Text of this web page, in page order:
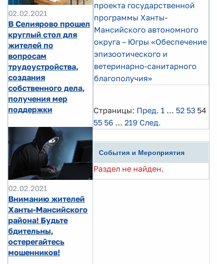
02.02.2021
В Селиярово прошел
круглый стол для
жителей по
вопросам
трудоустройства,
создания
собственного дела,
получения мер
поддержки
02.02.2021
Вниманию жителей
Ханты-Мансийского
района! Будьте
бдительны,
остерегайтесь
мошенников!
проекта государственной
программы Ханты-
Мансийского автономного
округа – Югры «Обеспечение
эпизоотического и
ветеринарно-санитарного
благополучия»
Страницы: Пред. 1 ... 52 53 54
55 56 ... 219 След.
События и Мероприятия
Раздел не найден.